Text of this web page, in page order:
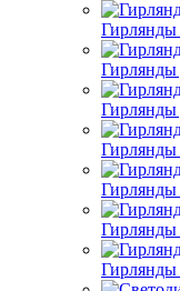
Гирлянды
Гирлянды
Гирлянды
Гирлянды
Гирлянды
Гирлянды